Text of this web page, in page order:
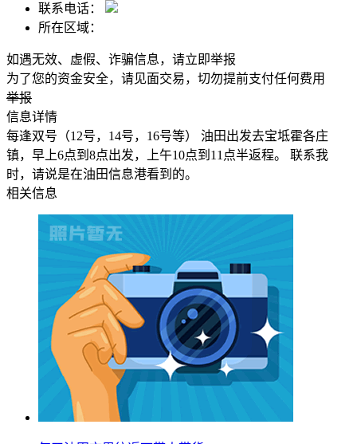
联系电话：
所在区域：
如遇无效、虚假、诈骗信息，请立即举报
为了您的资金安全，请见面交易，切勿提前支付任何费用
举报
信息详情
每逢双号（12号，14号，16号等） 油田出发去宝坻霍各庄
镇，早上6点到8点出发，上午10点到11点半返程。 联系我
时，请说是在油田信息港看到的。
相关信息